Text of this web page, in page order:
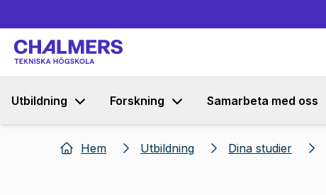
Utbildning Forskning Samarbeta med oss
Hem Utbildning Dina studier